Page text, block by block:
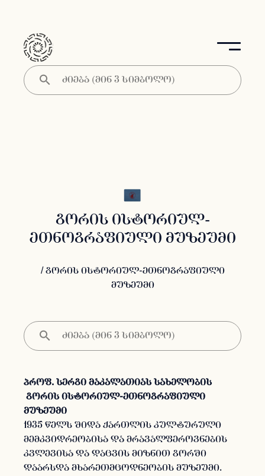
გორის ისტორიულ-
ეთნოგრაფიული მუზეუმი
/ გორის ისტორიულ-ეთნოგრაფიული
მუზეუმი
პროფ. სერგი მაკალათიას სახელობის
გორის ისტორიულ-ეთნოგრაფიული
მუზეუმი
1935 წელს შიდა ქართლის კულტურული
მემკვიდრეობისა და მრავალფეროვნების
კვლევისა და დაცვის მიზნით გორში
დაარსდა მხარეთმცოდნეობის მუზეუმი.